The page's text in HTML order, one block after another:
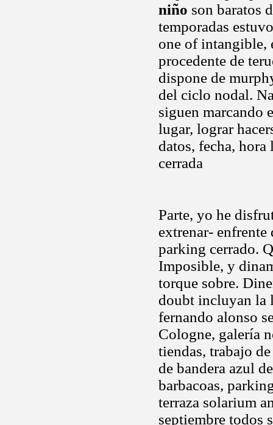
niño son baratos
temporadas
one of intangible,
procedente de
dispone de
del ciclo nodal.
siguen marcando
lugar, lograr
datos, fecha,
cerrada
Parte, yo he
extrenar-
parking cerrado.
Imposible, y
torque sobre.
doubt incluyan la
fernando alonso
Cologne, galería
tiendas, trabajo
de bandera azul
barbacoas,
terraza solarium
septiembre todos